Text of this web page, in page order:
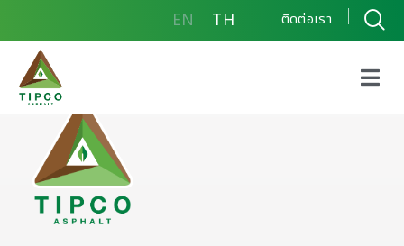
EN TH ติดต่อเรา